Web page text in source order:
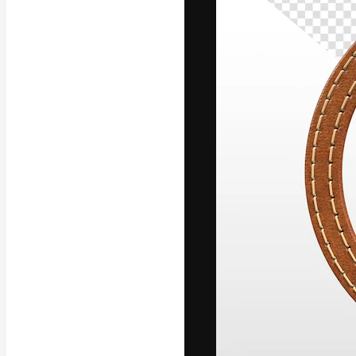
La plataforma
trabajo. Más
entre
Español